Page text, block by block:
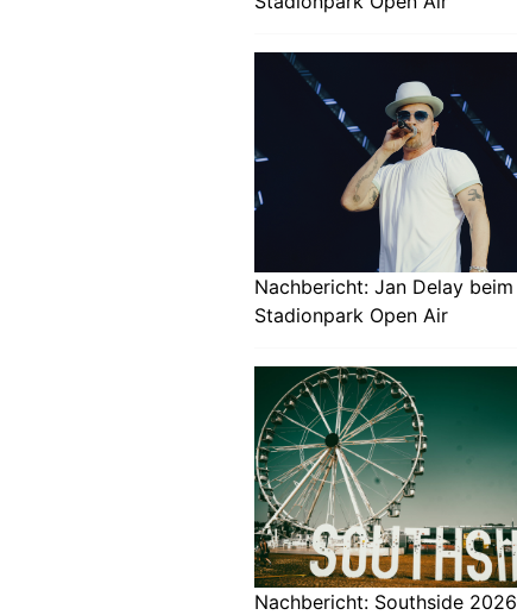
Nachbericht: Jan Delay beim
Stadionpark Open Air
Nachbericht: Southside 2026